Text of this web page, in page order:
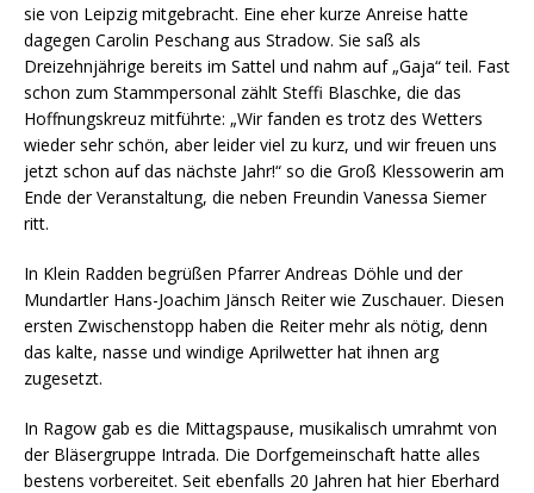
sie von Leipzig mitgebracht. Eine eher kurze Anreise hatte
dagegen Carolin Peschang aus Stradow. Sie saß als
Dreizehnjährige bereits im Sattel und nahm auf „Gaja“ teil. Fast
schon zum Stammpersonal zählt Steffi Blaschke, die das
Hoffnungskreuz mitführte: „Wir fanden es trotz des Wetters
wieder sehr schön, aber leider viel zu kurz, und wir freuen uns
jetzt schon auf das nächste Jahr!“ so die Groß Klessowerin am
Ende der Veranstaltung, die neben Freundin Vanessa Siemer
ritt.
In Klein Radden begrüßen Pfarrer Andreas Döhle und der
Mundartler Hans-Joachim Jänsch Reiter wie Zuschauer. Diesen
ersten Zwischenstopp haben die Reiter mehr als nötig, denn
das kalte, nasse und windige Aprilwetter hat ihnen arg
zugesetzt.
In Ragow gab es die Mittagspause, musikalisch umrahmt von
der Bläsergruppe Intrada. Die Dorfgemeinschaft hatte alles
bestens vorbereitet. Seit ebenfalls 20 Jahren hat hier Eberhard